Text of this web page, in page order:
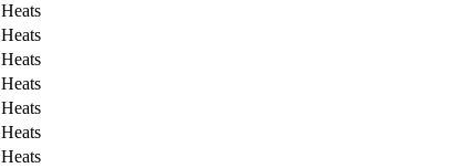
Heats
Heats
Heats
Heats
Heats
Heats
Heats